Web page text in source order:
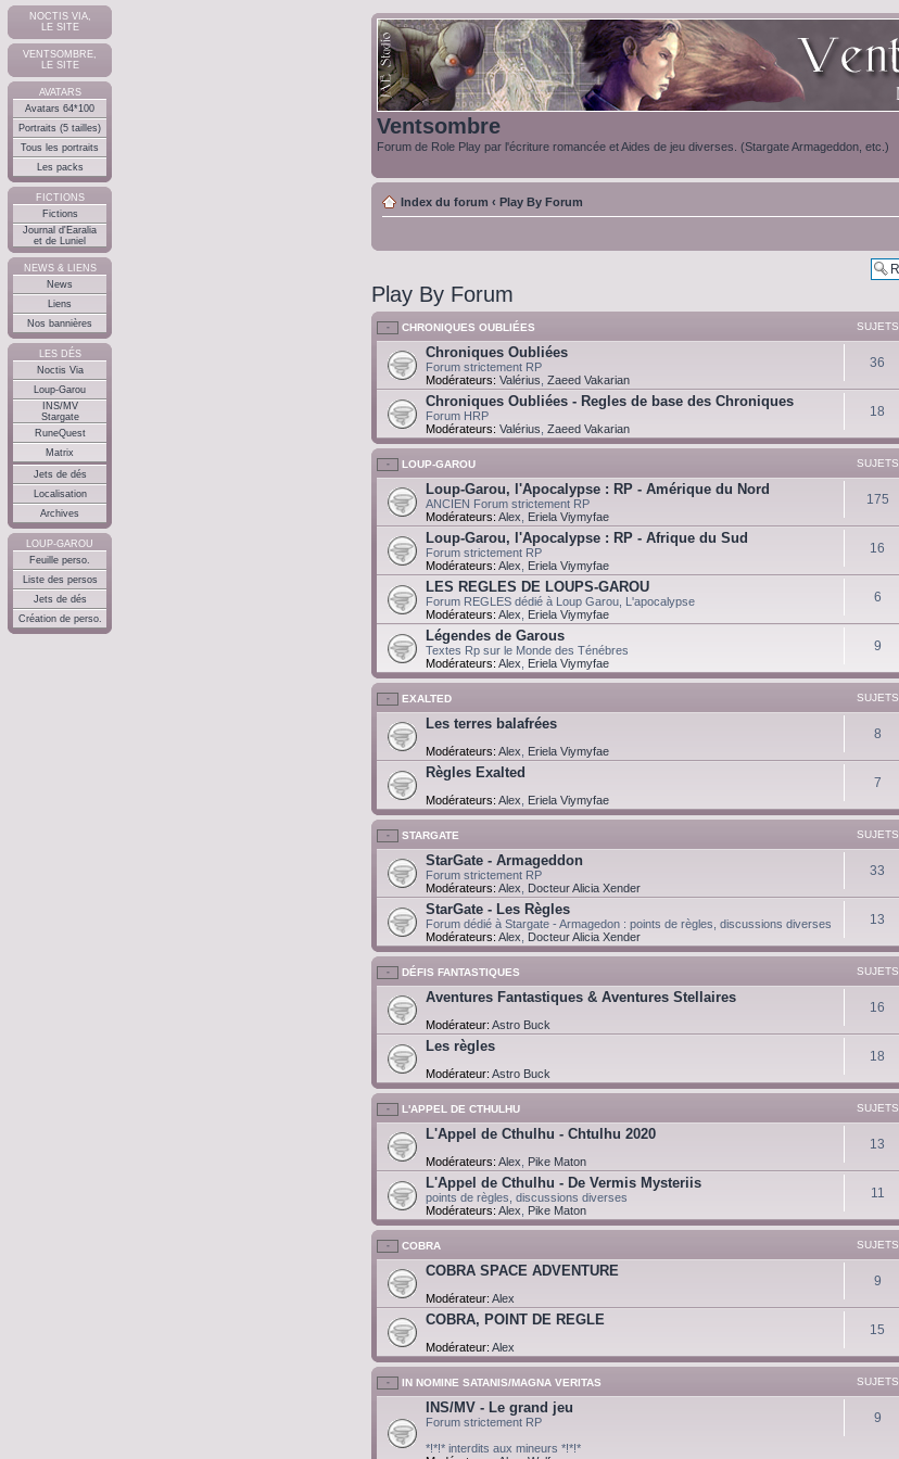
NOCTIS VIA,
LE SITE
VENTSOMBRE,
LE SITE
AVATARS
Avatars 64*100
Portraits (5 tailles)
Tous les portraits
Les packs
FICTIONS
Fictions
Journal d'Earalia
et de Luniel
NEWS & LIENS
News
Liens
Nos bannières
LES DÉS
Noctis Via
Loup-Garou
INS/MV
Stargate
RuneQuest
Matrix
Jets de dés
Localisation
Archives
LOUP-GAROU
Feuille perso.
Liste des persos
Jets de dés
Création de perso.
Ventsombre
Forum de Role Play par l'écriture romancée et Aides de jeu diverses. (Stargate Armageddon, etc.)
Index du forum ‹ Play By Forum
Play By Forum
CHRONIQUES OUBLIÉES SUJETS
Chroniques Oubliées
Forum strictement RP
Modérateurs: Valérius Zaeed Vakarian
36
Chroniques Oubliées - Regles de base des Chroniques
Forum HRP
Modérateurs: Valérius Zaeed Vakarian
18
LOUP-GAROU SUJETS
Loup-Garou, l'Apocalypse : RP - Amérique du Nord
ANCIEN Forum strictement RP
Modérateurs: Alex Eriela Viymyfae
175
Loup-Garou, l'Apocalypse : RP - Afrique du Sud
Forum strictement RP
Modérateurs: Alex Eriela Viymyfae
16
LES REGLES DE LOUPS-GAROU
Forum REGLES dédié à Loup Garou, L'apocalypse
Modérateurs: Alex Eriela Viymyfae
6
Légendes de Garous
Textes Rp sur le Monde des Ténébres
Modérateurs: Alex Eriela Viymyfae
9
EXALTED SUJETS
Les terres balafrées
Modérateurs: Alex Eriela Viymyfae
8
Règles Exalted
Modérateurs: Alex Eriela Viymyfae
7
STARGATE SUJETS
StarGate - Armageddon
Forum strictement RP
Modérateurs: Alex Docteur Alicia Xender
33
StarGate - Les Règles
Forum dédié à Stargate - Armagedon : points de règles, discussions diverses
Modérateurs: Alex Docteur Alicia Xender
13
DÉFIS FANTASTIQUES SUJETS
Aventures Fantastiques & Aventures Stellaires
Modérateur: Astro Buck
16
Les règles
Modérateur: Astro Buck
18
L'APPEL DE CTHULHU SUJETS
L'Appel de Cthulhu - Chtulhu 2020
Modérateurs: Alex Pike Maton
13
L'Appel de Cthulhu - De Vermis Mysteriis
points de règles, discussions diverses
Modérateurs: Alex Pike Maton
11
COBRA SUJETS
COBRA SPACE ADVENTURE
Modérateur: Alex
9
COBRA, POINT DE REGLE
Modérateur: Alex
15
IN NOMINE SATANIS/MAGNA VERITAS SUJETS
INS/MV - Le grand jeu
Forum strictement RP
*!*!* interdits aux mineurs *!*!*
9